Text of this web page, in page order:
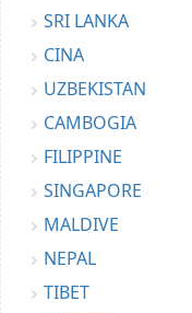
SRI LANKA
CINA
UZBEKISTAN
CAMBOGIA
FILIPPINE
SINGAPORE
MALDIVE
NEPAL
TIBET